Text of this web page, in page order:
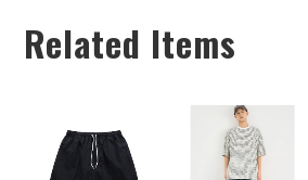
Related Items